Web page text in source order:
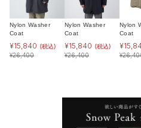
Nylon Washer
Coat
¥15,840 (税込)
¥26,400
Nylon Washer
Coat
¥15,840 (税込)
¥26,400
Nylon
Coat
¥
¥